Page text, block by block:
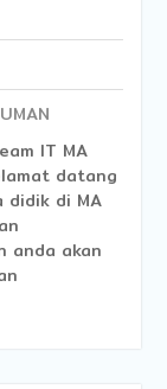
IT MA
datang
didik di MA
anda akan